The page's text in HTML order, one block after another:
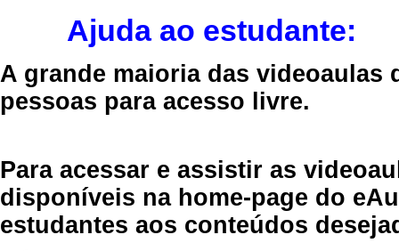
Ajuda ao estudante:
A grande maioria das videoaulas
pessoas para acesso livre.
Para acessar e assistir as
disponíveis na home-page do
estudantes aos conteúdos